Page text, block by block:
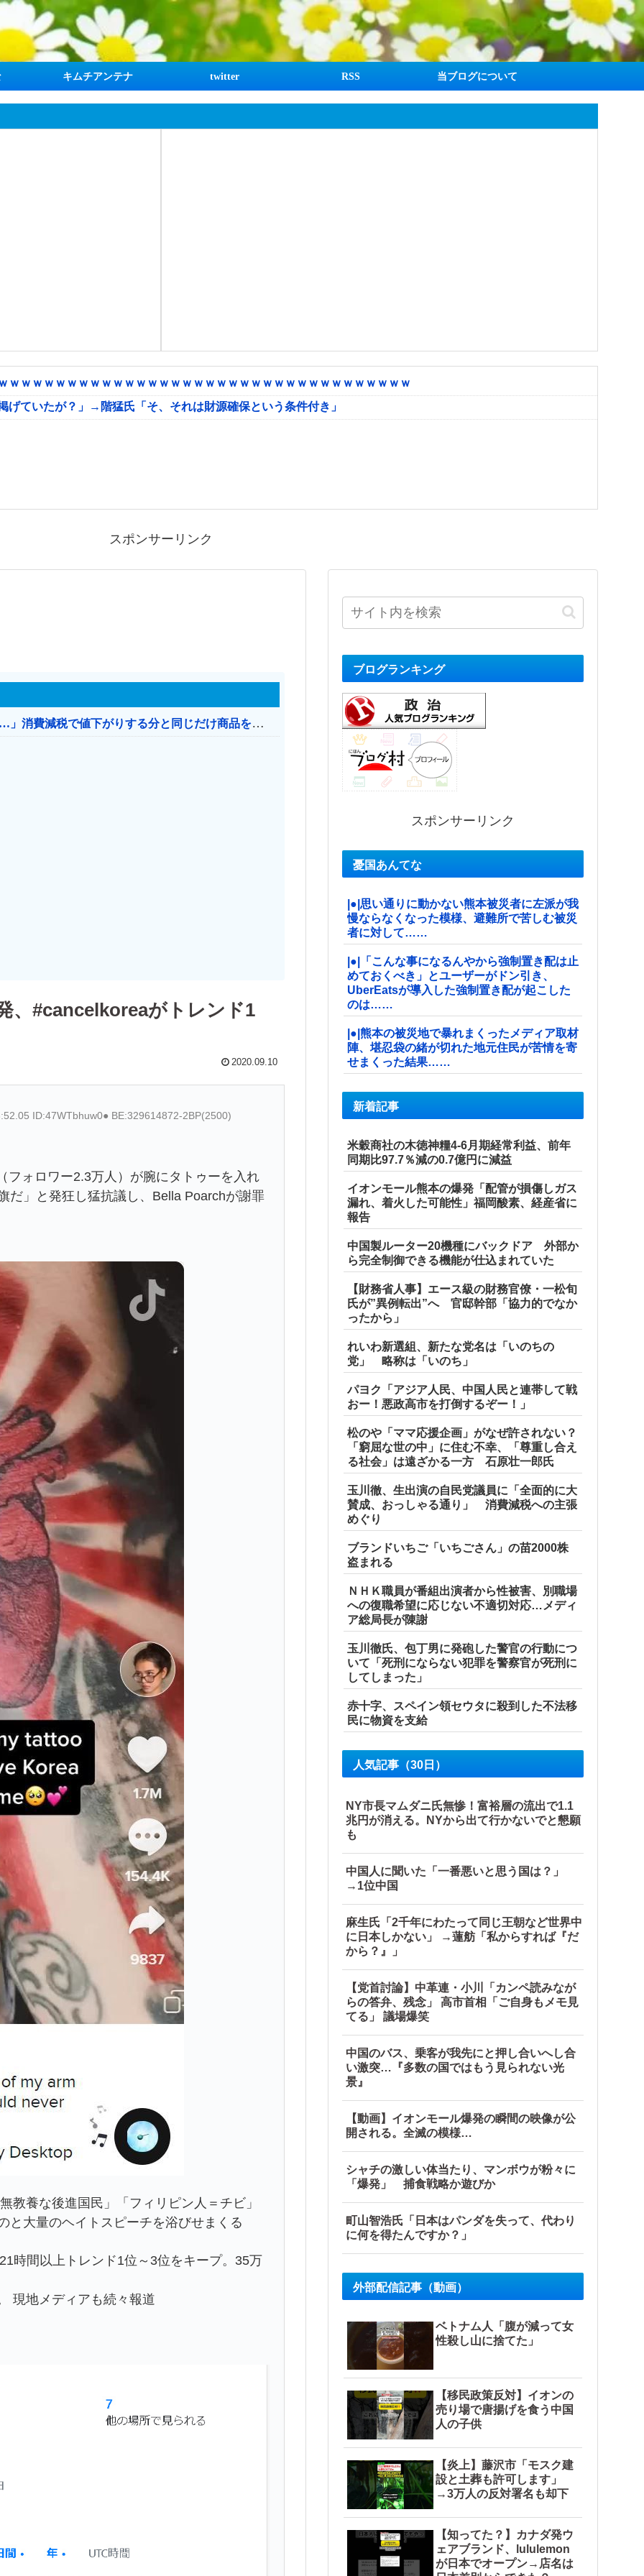
キムチアンテナ twitter RSS 当ブログについて
ｗｗｗｗｗｗｗｗｗｗｗｗｗｗｗｗｗｗｗｗｗｗｗｗｗｗｗｗｗｗｗｗｗｗ
ていたが？」→階猛氏「そ、それは財源確保という条件付き」
スポンサーリンク
【消費税率1％】 「下げるのが筋なんですけど…」消費減税で値下がりする分と同じだけ商品を値上げして店頭価格を変えない店も
、#cancelkoreaがトレンド1
2020.09.10
ID:47WTbhuw0● BE:329614872-2BP(2500)
フォロワー2.3万人）が腕にタトゥーを入れ
だ」と発狂し猛抗議し、Bella Poarchが謝罪
教養な後進国民」「フィリピン人＝チビ」
と大量のヘイトスピーチを浴びせまくる
時間以上トレンド1位～3位をキープ。35万
地メディアも続々報道
ブログランキング
スポンサーリンク
憂国あんてな
|●|思い通りに動かない熊本被災者に左派が我
慢ならなくなった模様、避難所で苦しむ被災
者に対して……
|●|「こんな事になるんやから強制置き配は止
めておくべき」とユーザーがドン引き、
UberEatsが導入した強制置き配が起こした
のは……
|●|熊本の被災地で暴れまくったメディア取材
陣、堪忍袋の緒が切れた地元住民が苦情を寄
せまくった結果……
新着記事
米穀商社の木徳神糧4-6月期経常利益、前年
同期比97.7％減の0.7億円に減益
イオンモール熊本の爆発「配管が損傷しガス
漏れ、着火した可能性」福岡酸素、経産省に
報告
中国製ルーター20機種にバックドア 外部か
ら完全制御できる機能が仕込まれていた
【財務省人事】エース級の財務官僚・一松旬
氏が”異例転出”へ 官邸幹部「協力的でなか
ったから」
れいわ新選組、新たな党名は「いのちの
党」 略称は「いのち」
パヨク「アジア人民、中国人民と連帯して戦
おー！悪政高市を打倒するぞー！」
松のや「ママ応援企画」がなぜ許されない？
「窮屈な世の中」に住む不幸、「尊重し合え
る社会」は遠ざかる一方 石原壮一郎氏
玉川徹、生出演の自民党議員に「全面的に大
賛成、おっしゃる通り」 消費減税への主張
めぐり
ブランドいちご「いちごさん」の苗2000株
盗まれる
ＮＨＫ職員が番組出演者から性被害、別職場
への復職希望に応じない不適切対応…メディ
ア総局長が陳謝
玉川徹氏、包丁男に発砲した警官の行動につ
いて「死刑にならない犯罪を警察官が死刑に
してしまった」
赤十字、スペイン領セウタに殺到した不法移
民に物資を支給
人気記事（30日）
NY市長マムダニ氏無惨！富裕層の流出で1.1
兆円が消える。NYから出て行かないでと懇願
も
中国人に聞いた「一番悪いと思う国は？」
→1位中国
麻生氏「2千年にわたって同じ王朝など世界中
に日本しかない」 →蓮舫「私からすれば『だ
から？』」
【党首討論】中革連・小川「カンペ読みなが
らの答弁、残念」 高市首相「ご自身もメモ見
てる」 議場爆笑
中国のバス、乗客が我先にと押し合いへし合
い激突…『多数の国ではもう見られない光
景』
【動画】イオンモール爆発の瞬間の映像が公
開される。全滅の模様…
シャチの激しい体当たり、マンボウが粉々に
「爆発」 捕食戦略か遊びか
町山智浩氏「日本はパンダを失って、代わり
に何を得たんですか？」
外部配信記事（動画）
ベトナム人「腹が減って女
性殺し山に捨てた」
【移民政策反対】イオンの
売り場で唐揚げを食う中国
人の子供
【炎上】藤沢市「モスク建
設と土葬も許可します」
→3万人の反対署名も却下
【知ってた？】カナダ発ウ
ェアブランド、lululemon
が日本でオープン→店名は